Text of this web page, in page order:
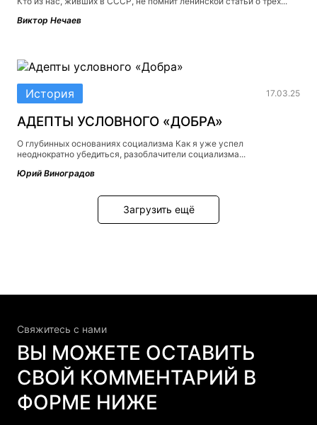
Виктор Нечаев
История 17.03.25
АДЕПТЫ УСЛОВНОГО «ДОБРА»
О глубинных основаниях социализма Как я уже успел
неоднократно убедиться, разоблачители социализма...
Юрий Виноградов
Загрузить ещё
Свяжитесь c нами
ВЫ МОЖЕТЕ ОСТАВИТЬ
СВОЙ КОММЕНТАРИЙ В
ФОРМЕ НИЖЕ